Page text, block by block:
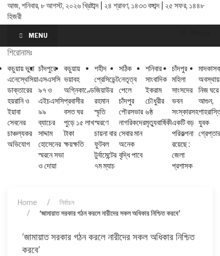
আজ, শনিবার, ৮ আগস্ট, ২০২৬ খ্রিষ্টাব্দ | ২৪ শ্রাবণ, ১৪৩৩ বঙ্গাব্দ | ২৫ সফর, ১৪৪৮
হিজরী
MENU
শিরোনামঃ
কচুয়ায় ভুয়া
এনেস্থেসিয়া
ডাক্তারের
হয়রানি ও
ইয়াবা
সেবনের
চাঞ্চল্যকর
অভিযোগ
চাঁদপুরে
এসএসসি
৯৭ ও
এইচএসসি
৯৯
ব্যাচের
সাদ্দাম
হোসেনের
স্মরনে সভা
ও দোয়া
কচুয়ায়
ভয়াবহ
অগ্নিকাণ্ডে
প্রবাসীর
বসত ঘর
পুড়ে ১৫ লাখ
টাকা
ক্ষয়ক্ষতি
শহীদ
প্রেসিডেন্ট
জিয়াউর
রহমান
স্মৃতি
স্মরণে
চায়না বার
ফুটবল
টুর্নামেন্টের
৭ম ম্যাচ
সঠিক
নেতৃত্ব
পেলে
চাঁদপুর
পৌরসভার
নাগরিকদের
সেবার মান
অনেক
বৃদ্ধি পাবে
শনিবার
সাংবাদিক
ইকরাম
চৌধুরীর
৬ষ্ঠ
মৃত্যুবার্ষিকী
চাঁদপুর
মহিলা
সাংসদের
ভবন
সংস্কারসহ
একটি বড়
পরিকল্পনা
রয়েছে :
জেলা
প্রশাসক
অবস্থায়
নিজ ঘরে
আগুন,
যুবক
গ্রেপ্তার
Home
নির্বাচন
‘জামায়াত সরকার গঠন করলে নারীদের সকল অধিকার নিশ্চিত করবে’
‘জামায়াত সরকার গঠন করলে নারীদের সকল অধিকার নিশ্চিত
করবে’